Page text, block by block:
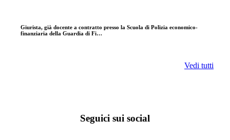
Giurista, già docente a contratto presso la Scuola di Polizia economico-
finanziaria della Guardia di Fi…
Vedi tutti
Seguici sui social